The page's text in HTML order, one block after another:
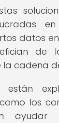
datos
de
cadena
están
los
ayudar